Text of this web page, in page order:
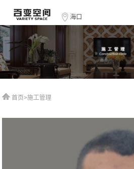
海口
首页>施工管理